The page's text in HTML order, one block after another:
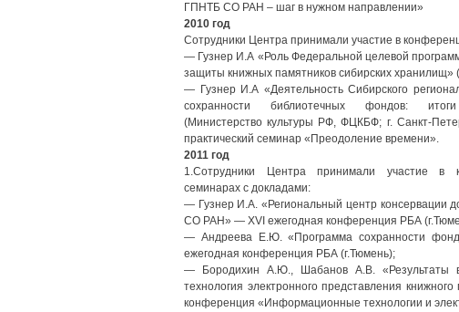
ГПНТБ СО РАН – шаг в нужном направлении»
2010 год
Сотрудники Центра принимали участие в
— Гузнер И.А «Роль Федеральной целевой
защиты книжных памятников сибирских
— Гузнер И.А «Деятельность Сибирского
сохранности библиотечных фондов:
(Министерство культуры РФ, ФЦКБФ; г. Санкт-
практический семинар «Преодоление времени».
2011 год
1.Сотрудники Центра принимали участие в
семинарах с докладами:
— Гузнер И.А. «Региональный центр консервации
СО РАН» — XVI ежегодная конференция РБА
— Андреева Е.Ю. «Программа сохранности
ежегодная конференция РБА (г.Тюмень);
— Бородихин А.Ю., Шабанов А.В. «Результаты
технология электронного представления
конференция «Информационные технологии и